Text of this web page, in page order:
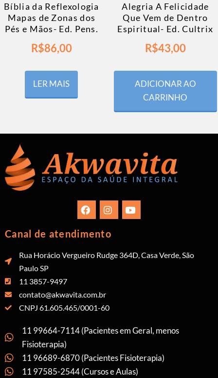
Bíblia da Reflexologia
Mapas de Zonas dos
Pés e Mãos- Ed. Pens.
R$86,00
LER MAIS
Alegria A Felicidade
Que Vem de Dentro
Espiritual- Ed. Cultrix
R$43,00
ADICIONAR AO
CARRINHO
Canal de atendimento
Rua Horácio Vergueiro Rudge 364D, Casa Verde, São
Paulo SP
11 3857-9497
contato@akwavita.com.br
CNPJ 61.605.465/0001-60
11 99664-7114 (Pacientes em Geral, menos
Fisioterapia)
11 96689-6870 (Pacientes Fisioterapia)
11 97585-2544 (Cursos e Aulas)